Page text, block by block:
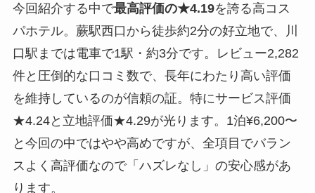
今回紹介する中で最高評価の★4.19を誇る高コス
パホテル。蕨駅西口から徒歩約2分の好立地で、川
口駅までは電車で1駅・約3分です。レビュー2,282
件と圧倒的な口コミ数で、長年にわたり高い評価
を維持しているのが信頼の証。特にサービス評価
★4.24と立地評価★4.29が光ります。1泊¥6,200〜
と今回の中ではやや高めですが、全項目でバラン
スよく高評価なので「ハズレなし」の安心感があ
ります。